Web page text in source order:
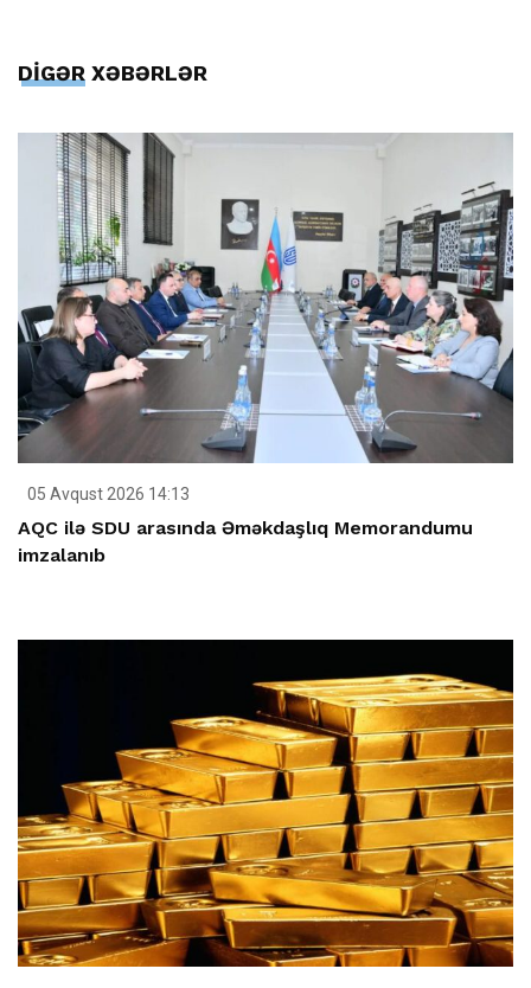
DİGƏR XƏBƏRLƏR
05 Avqust 2026 14:13
AQC ilə SDU arasında Əməkdaşlıq Memorandumu
imzalanıb